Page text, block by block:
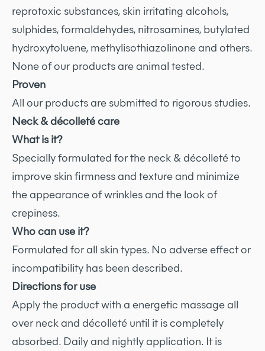
reprotoxic substances, skin irritating alcohols,
sulphides, formaldehydes, nitrosamines, butylated
hydroxytoluene, methylisothiazolinone and others.
None of our products are animal tested.
Proven
All our products are submitted to rigorous studies.
Neck & décolleté care
What is it?
Specially formulated for the neck & décolleté to
improve skin firmness and texture and minimize
the appearance of wrinkles and the look of
crepiness.
Who can use it?
Formulated for all skin types. No adverse effect or
incompatibility has been described.
Directions for use
Apply the product with a energetic massage all
over neck and décolleté until it is completely
absorbed. Daily and nightly application. It is